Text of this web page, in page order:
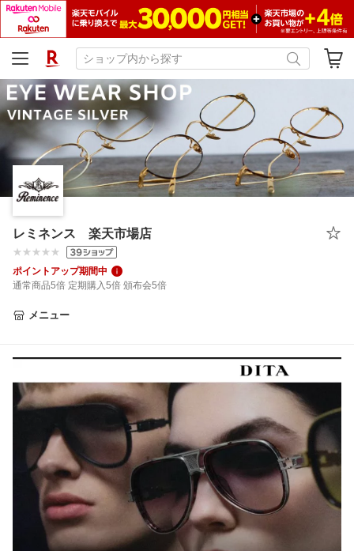
レミネンス 楽天市場店
ポイントアップ期間中
通常商品5倍 定期購入5倍 頒布会5倍
メニュー